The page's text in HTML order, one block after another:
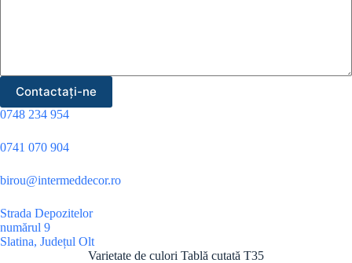
Contactați-ne
0748 234 954
0741 070 904
birou@intermeddecor.ro
Strada Depozitelor
numărul 9
Slatina, Județul Olt
Varietate de culori Tablă cutată T35